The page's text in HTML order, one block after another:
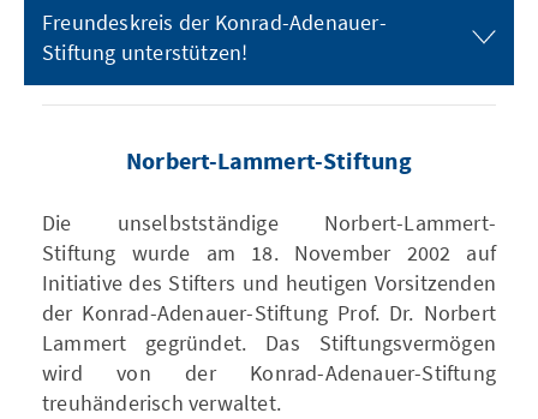
Freundeskreis der Konrad-Adenauer-
Stiftung unterstützen!
Norbert-Lammert-Stiftung
Die unselbstständige Norbert-Lammert-
Stiftung wurde am 18. November 2002 auf
Initiative des Stifters und heutigen Vorsitzenden
der Konrad-Adenauer-Stiftung Prof. Dr. Norbert
Lammert gegründet. Das Stiftungsvermögen
wird von der Konrad-Adenauer-Stiftung
treuhänderisch verwaltet.